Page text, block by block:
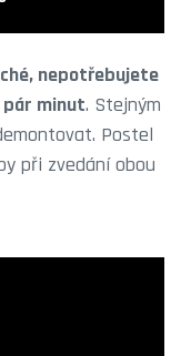
nepotřebujete
pár minut. Stejným
Postel
při zvedání obou